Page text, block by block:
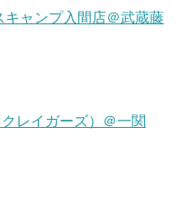
キャンプ入間店＠武蔵藤
レイガーズ）＠一関